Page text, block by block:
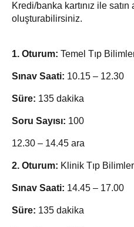
Kredi/banka kartınız ile
oluşturabilirsiniz.
1.⁠ ⁠Oturum: Temel Tıp
Sınav Saati: 10.15 – 12.30
Süre: 135 dakika
Soru Sayısı: 100
12.30 – 14.45 ara
2.⁠ ⁠Oturum: Klinik Tıp
Sınav Saati: 14.45 – 17.00
Süre: 135 dakika